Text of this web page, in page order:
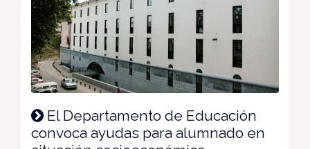
El Departamento de Educación
convoca ayudas para alumnado en